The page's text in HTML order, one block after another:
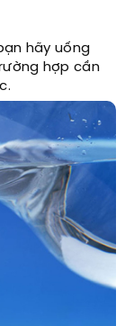
hãy uống
hợp cần